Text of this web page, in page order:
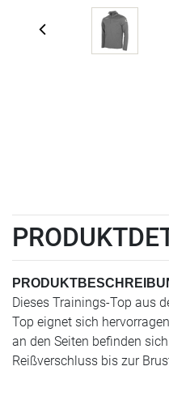
Dieses Trainings-Top aus
Top eignet sich
an den Seiten befinden
Reißverschluss bis zur